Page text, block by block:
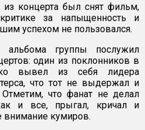
концерта был снят фильм,
за напыщенность и
успехом не пользовался.
альбома группы послужил
один из поклонников в
вывел из себя лидера
что тот не выдержал и
что фанат не делал
и все, прыгал, кричал и
внимание кумиров.